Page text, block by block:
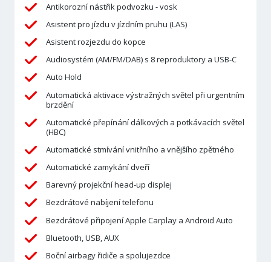
Antikorozní nástřik podvozku - vosk
Asistent pro jízdu v jízdním pruhu (LAS)
Asistent rozjezdu do kopce
Audiosystém (AM/FM/DAB) s 8 reproduktory a USB-C
Auto Hold
Automatická aktivace výstražných světel při urgentním
brzdění
Automatické přepínání dálkových a potkávacích světel
(HBC)
Automatické stmívání vnitřního a vnějšího zpětného
Automatické zamykání dveří
Barevný projekční head-up displej
Bezdrátové nabíjení telefonu
Bezdrátové připojení Apple Carplay a Android Auto
Bluetooth, USB, AUX
Boční airbagy řidiče a spolujezdce